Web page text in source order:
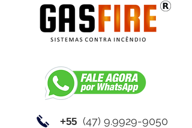
+55 (47) 9.9929-9050